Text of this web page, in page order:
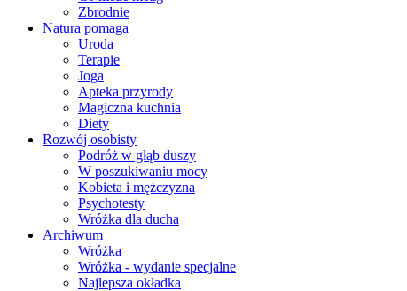
Zbrodnie
Natura pomaga
Uroda
Terapie
Joga
Apteka przyrody
Magiczna kuchnia
Diety
Rozwój osobisty
Podróż w głąb duszy
W poszukiwaniu mocy
Kobieta i mężczyzna
Psychotesty
Wróżka dla ducha
Archiwum
Wróżka
Wróżka - wydanie specjalne
Najlepsza okładka